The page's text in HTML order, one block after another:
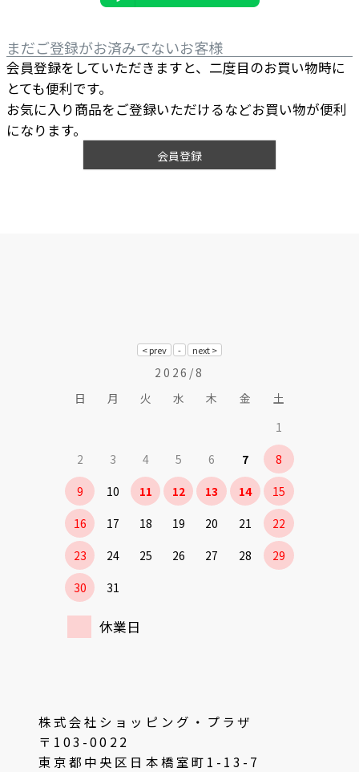
まだご登録がお済みでないお客様
会員登録をしていただきますと、二度目のお買い物時に
とても便利です。
お気に入り商品をご登録いただけるなどお買い物が便利
になります。
会員登録
2026/8
日
月 火 水 木 金
土
1
2
3 4 5 6 7
8
9
10 11 12 13 14
15
16
17 18 19 20 21
22
23
24 25 26 27 28
29
30
31
休業日
株式会社ショッピング・プラザ
〒103-0022
東京都中央区日本橋室町1-13-7